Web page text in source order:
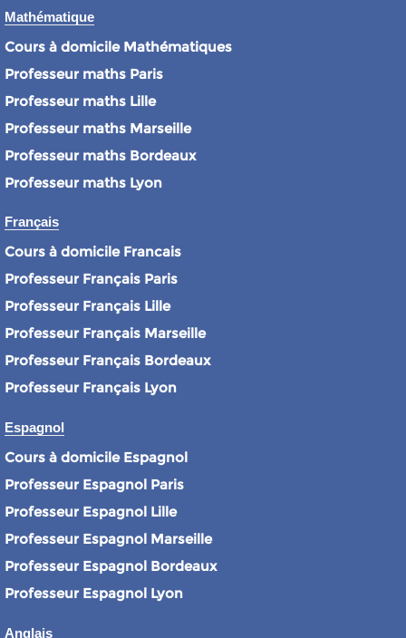
Mathématique
Cours à domicile Mathématiques
Professeur maths Paris
Professeur maths Lille
Professeur maths Marseille
Professeur maths Bordeaux
Professeur maths Lyon
Français
Cours à domicile Francais
Professeur Français Paris
Professeur Français Lille
Professeur Français Marseille
Professeur Français Bordeaux
Professeur Français Lyon
Espagnol
Cours à domicile Espagnol
Professeur Espagnol Paris
Professeur Espagnol Lille
Professeur Espagnol Marseille
Professeur Espagnol Bordeaux
Professeur Espagnol Lyon
Anglais